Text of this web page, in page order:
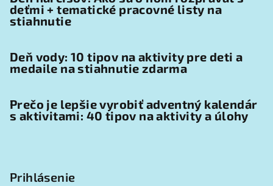
deťmi + tematické pracovné listy na
stiahnutie
Deň vody: 10 tipov na aktivity pre deti a
medaile na stiahnutie zdarma
Prečo je lepšie vyrobiť adventný kalendár
s aktivitami: 40 tipov na aktivity a úlohy
Prihlásenie